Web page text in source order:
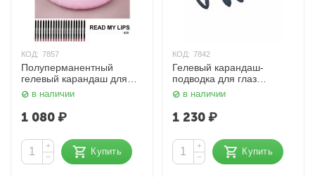
КОД: 7857
Полуперманентный
гелевый карандаш для
губ 25 Read My Lips
Матовый, телесно-
розовый Provoc
в наличии
1 080₽
+
−
Купить
КОД: 7842
Гелевый карандаш-
подводка для глаз
Шиммер, Тёмно-
сапфировый 67 Magnetic
Provoc
в наличии
1 230₽
+
−
Купить